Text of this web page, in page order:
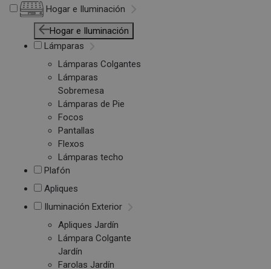
Hogar e Iluminación
Hogar e Iluminación
Lámparas
Lámparas Colgantes
Lámparas
Sobremesa
Lámparas de Pie
Focos
Pantallas
Flexos
Lámparas techo
Plafón
Apliques
Iluminación Exterior
Apliques Jardín
Lámpara Colgante
Jardín
Farolas Jardín